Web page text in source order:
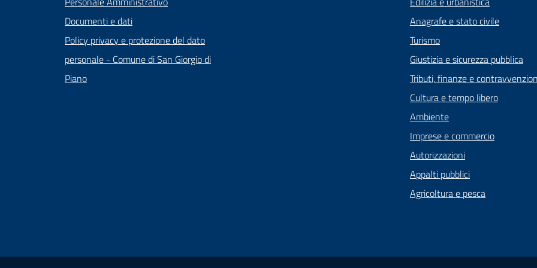
Documenti e dati
Policy privacy e protezione del dato
personale - Comune di San Giorgio di
Piano
Anagrafe e stato civile
Turismo
Giustizia e sicurezza pubblica
Tributi, finanze e
Cultura e tempo libero
Ambiente
Imprese e commercio
Autorizzazioni
Appalti pubblici
Agricoltura e pesca